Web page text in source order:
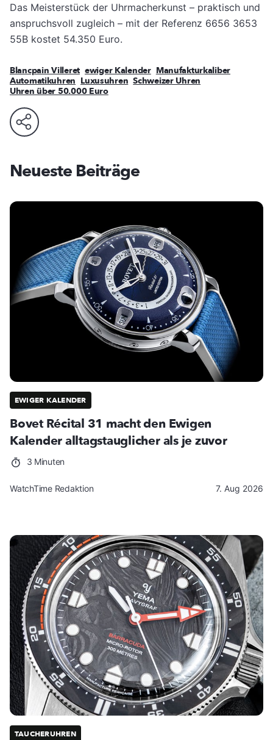
Das Meisterstück der Uhrmacherkunst – praktisch und
anspruchsvoll zugleich – mit der Referenz 6656 3653
55B kostet 54.350 Euro.
Blancpain Villeret ewiger Kalender Manufakturkaliber
Automatikuhren Luxusuhren Schweizer Uhren
Uhren über 50.000 Euro
Neueste Beiträge
EWIGER KALENDER
Bovet Récital 31 macht den Ewigen
Kalender alltagstauglicher als je zuvor
3 Minuten
WatchTime Redaktion 7. Aug 2026
TAUCHERUHREN